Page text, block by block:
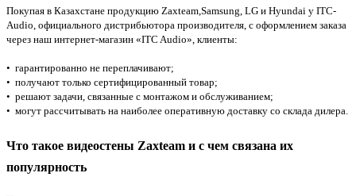
Покупая в Казахстане продукцию Zaxteam, Samsung, LG и Hyundai у ITC-
Audio, официального дистрибьютора производителя, с оформлением заказа
через наш интернет-магазин «ITC Audio», клиенты:
• гарантированно не переплачивают;
• получают только сертифицированный товар;
• решают задачи, связанные с монтажом и обслуживанием;
• могут рассчитывать на наиболее оперативную доставку со склада дилера.
Что такое видеостены Zaxteam и с чем связана их
популярность